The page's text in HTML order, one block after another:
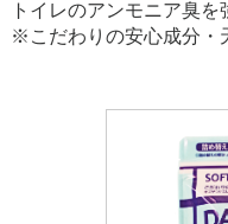
トイレのアンモニア臭を
※こだわりの安心成分・